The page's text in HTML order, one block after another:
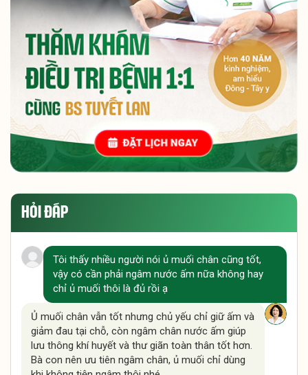
HỎI ĐÁP
Tôi thấy nhiều người nói ủ muối chân cũng tốt,
vậy có cần phải ngâm nước ấm nữa không hay
chỉ ủ muối thôi là đủ rồi ạ
Ủ muối chân vẫn tốt nhưng chủ yếu chỉ giữ ấm và
giảm đau tại chỗ, còn ngâm chân nước ấm giúp
lưu thông khí huyết và thư giãn toàn thân tốt hơn.
Bà con nên ưu tiên ngâm chân, ủ muối chỉ dùng